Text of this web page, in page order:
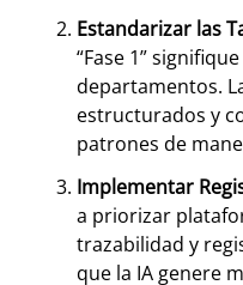
Estandarizar las
“Fase 1”
departamentos.
estructurados y
patrones de
Implementar
a priorizar
trazabilidad y
que la IA genere